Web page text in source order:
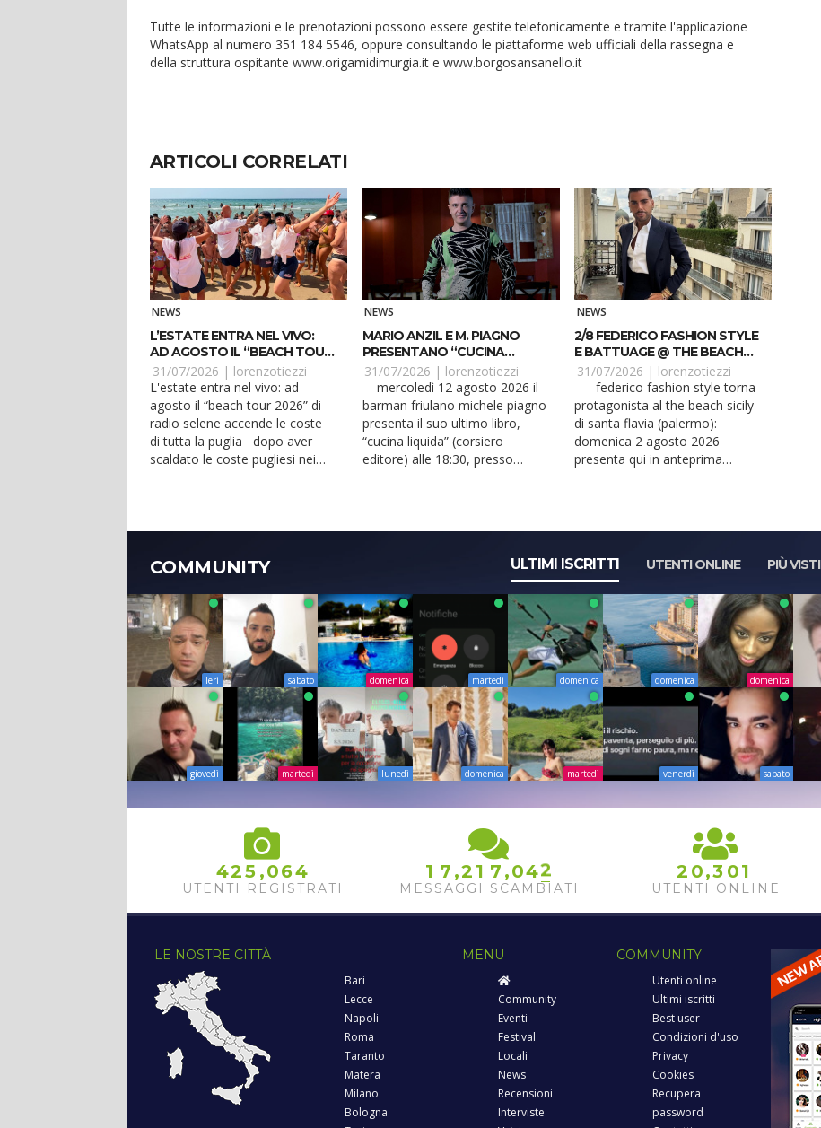
Tutte le informazioni e le prenotazioni possono essere gestite telefonicamente e tramite l'applicazione
WhatsApp al numero 351 184 5546, oppure consultando le piattaforme web ufficiali della rassegna e
della struttura ospitante www.origamidimurgia.it e www.borgosansanello.it
ARTICOLI CORRELATI
NEWS
L’ESTATE ENTRA NEL VIVO:
AD AGOSTO IL “BEACH TOUR
2026” DI RADIO SELENE
ACCENDE LE COSTE DI
TUTTA LA PUGLIA
31/07/2026 | lorenzotiezzi
L'estate entra nel vivo: ad
agosto il “beach tour 2026” di
radio selene accende le coste
di tutta la puglia dopo aver
scaldato le coste pugliesi nei
NEWS
MARIO ANZIL E M. PIAGNO
PRESENTANO “CUCINA
LIQUIDA” A LIGNANO
31/07/2026 | lorenzotiezzi
barman friulano michele piagno
presenta il suo ultimo libro,
“cucina liquida” (corsiero
editore) alle 18:30, presso
NEWS
2/8 FEDERICO FASHION STYLE
E BATTUAGE @ THE BEACH
SICILY
31/07/2026 | lorenzotiezzi
protagonista al the beach sicily
di santa flavia (palermo):
domenica 2 agosto 2026
presenta qui in anteprima
COMMUNITY ULTIMI ISCRITTI UTENTI ONLINE PIÙ VISTI
Ieri sabato domenica martedì domenica domenica domenica
giovedì martedì lunedì domenica martedì venerdì sabato
425 ,064
UTENTI REGISTRATI
1 7 ,2 1 7 ,04
3
4
MESSAGGI SCAMBIATI
2 0,3 01
UTENTI ONLINE
LE NOSTRE CITTÀ
Bari
Lecce
Napoli
Roma
Taranto
Matera
Milano
Bologna
MENU
Community
Eventi
Festival
Locali
News
Recensioni
Interviste
COMMUNITY
Utenti online
Ultimi iscritti
Best user
Condizioni d'uso
Privacy
Cookies
Recupera
password